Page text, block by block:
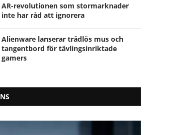
AR-revolutionen som stormarknader
inte har råd att ignorera
Alienware lanserar trådlös mus och
tangentbord för tävlingsinriktade
gamers